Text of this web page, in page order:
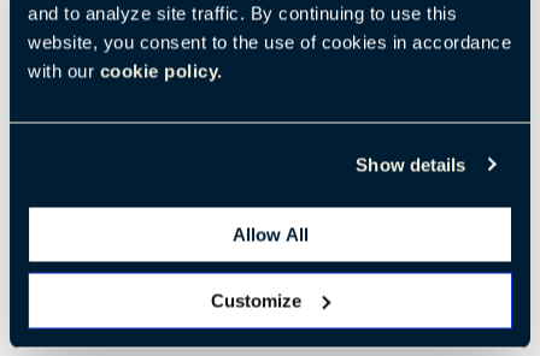
and to analyze site traffic. By continuing to use this
website, you consent to the use of cookies in accordance
with our cookie policy.
Show details
Allow All
Customize
L’idée finale est qu’un espace bien aménagé,
prenant en compte tous les facteurs importants,
l’implication des employés, et augmentera à
terme la productivité. Pourquoi ne pas
commencer dès aujourd’hui en téléchargeant
nos guides de design, pour découvrir comment